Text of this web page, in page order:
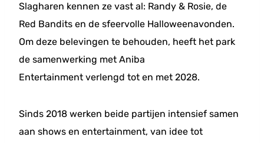
Slagharen kennen ze vast al: Randy & Rosie, de
Red Bandits en de sfeervolle Halloweenavonden.
Om deze belevingen te behouden, heeft het park
de samenwerking met Aniba
Entertainment verlengd tot en met 2028.
Sinds 2018 werken beide partijen intensief samen
aan shows en entertainment, van idee tot